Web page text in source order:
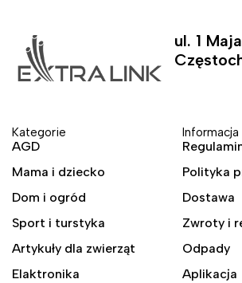
ul. 1
Kategorie
AGD
Mama i dziecko
Dom i ogród
Sport i turstyka
Artykuły dla zwierząt
Elaktronika
Informacja
Polityka
Dostawa
Zwroty i
Odpady
Aplikacja